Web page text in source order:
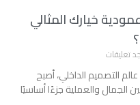
خيارك المثالي
تعليقات
التصميم الداخلي، أصبح
الجمال والعملية جزءًا أساسيًا